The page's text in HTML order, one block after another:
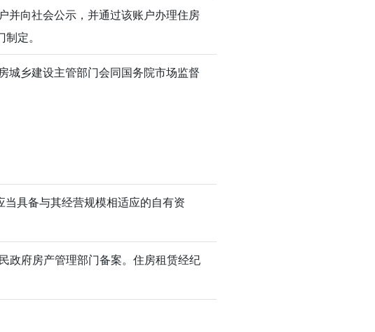
并向社会公示，并通过该账户办理住房
定。
城乡建设主管部门会同国务院市场监督
具备与其经营规模相适应的自有资
政府房产管理部门备案。住房租赁经纪